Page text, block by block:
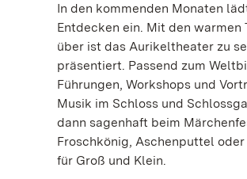
In den kommenden Monaten
Entdecken ein. Mit den
über ist das Aurikeltheater zu
präsentiert. Passend zum
Führungen, Workshops und
Musik im Schloss und
dann sagenhaft beim
Froschkönig, Aschenputtel
für Groß und Klein.